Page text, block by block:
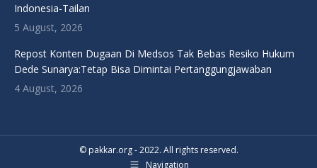
Indonesia-Tailan
5 August, 2026
Repost Konten Dugaan Di Medsos Tak Bebas Resiko Hukum
Dede Sunarya:Tetap Bisa Dimintai Pertanggungjawaban
4 August, 2026
© pakkar.org - 2022. All rights reserved.
Navigation